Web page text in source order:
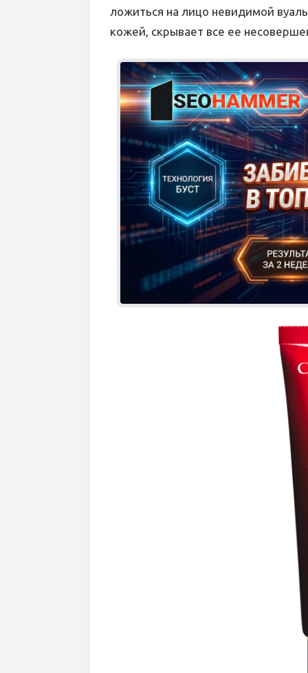
ложиться на лицо невидимой
кожей, скрывает все ее